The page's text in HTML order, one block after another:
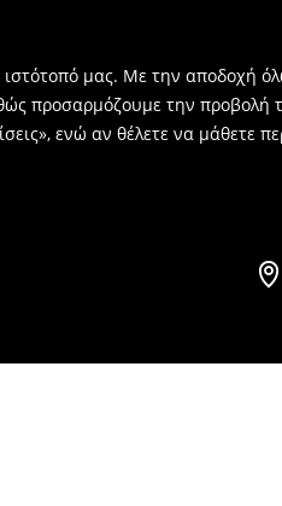
ιστότοπό μας. Με την αποδοχή
προσαρμόζουμε την προβολή
ενώ αν θέλετε να μάθετε